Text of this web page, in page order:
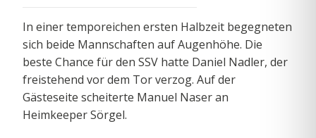
In einer temporeichen ersten Halbzeit begegneten
sich beide Mannschaften auf Augenhöhe. Die
beste Chance für den SSV hatte Daniel Nadler, der
freistehend vor dem Tor verzog. Auf der
Gästeseite scheiterte Manuel Naser an
Heimkeeper Sörgel.